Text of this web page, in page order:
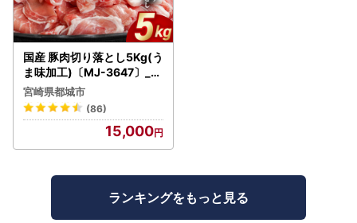
国産 豚肉切り落とし5Kg(う
ま味加工)〔MJ-3647〕_(
都城市) 豚肉切り落とし
宮崎県都城市
(86)
15,000
ランキングをもっと見る